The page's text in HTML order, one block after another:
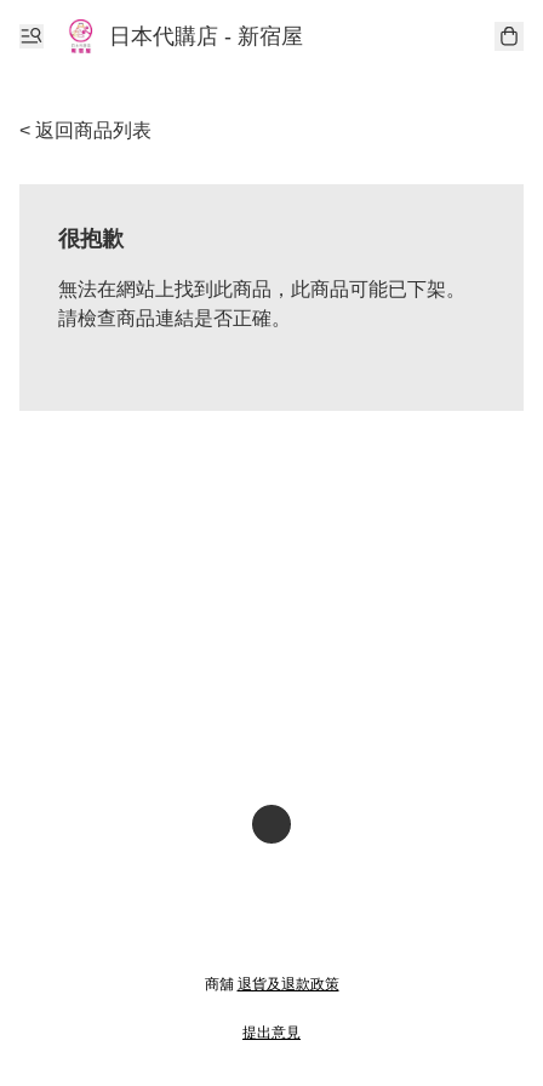
日本代購店 - 新宿屋
< 返回商品列表
很抱歉
無法在網站上找到此商品，此商品可能已下架。
請檢查商品連結是否正確。
商舖 退貨及退款政策
提出意見